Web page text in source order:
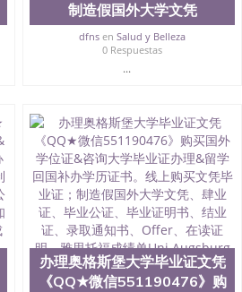
制造假国外大学文凭
dfns enSalud y Belleza
0 Respuestas
...
办理奥格斯堡大学毕业证文凭
《QQ★微信551190476》购